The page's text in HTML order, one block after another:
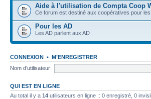
Aide à l'utilisation de Compta Coop
Ce forum est destiné aux coopératives pour
Pour les AD
Les AD parlent aux AD
CONNEXION • M’ENREGISTRER
Nom d’utilisateur:
QUI EST EN LIGNE
Au total il y a 14 utilisateurs en ligne :: 0 enregistré, 0